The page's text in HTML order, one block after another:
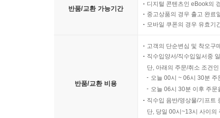
반품/교환 가능기간
디지털 콘텐츠인 eBook의
중고상품의 경우 출고 완료
모바일 쿠폰의 경우 유효기
반품/교환 비용
고객의 단순변심 및 착오구
직수입양서/직수입일서중
단, 아래의 주문/취소 조건
오늘 00시 ~ 06시 30분
오늘 06시 30분 이후 주
직수입 음반/영상물/기프트
단, 당일 00시~13시 사이의